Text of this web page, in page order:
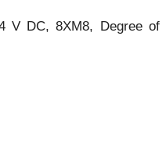
V DC, 8XM8, Degree of